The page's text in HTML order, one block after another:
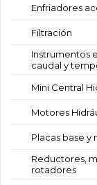
Enfriadores
Filtración
Instrumentos
caudal y
Mini Central
Motores
Placas base y
Reductores,
rotadores